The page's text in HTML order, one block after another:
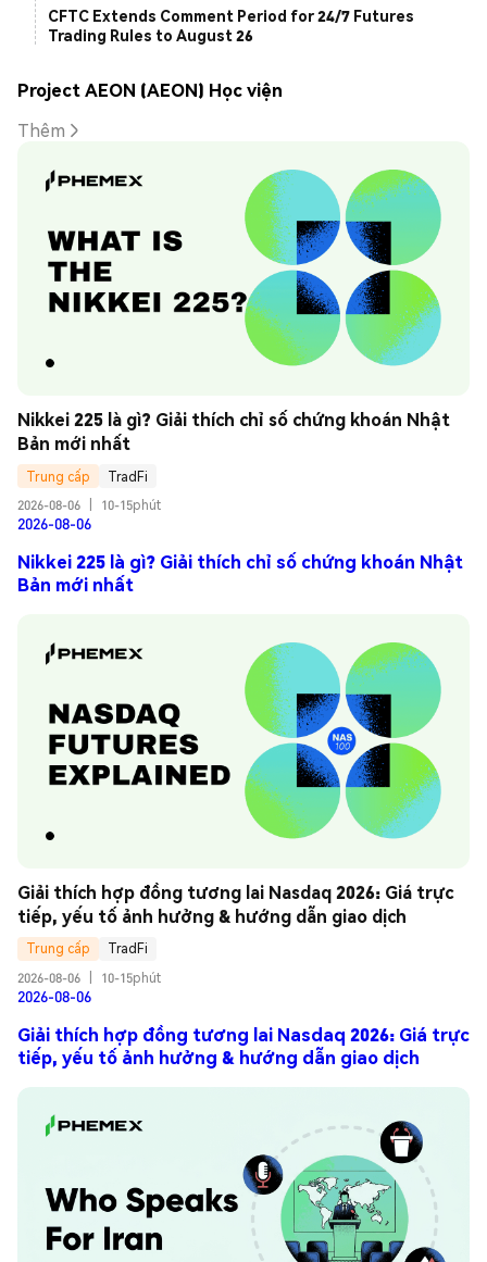
CFTC Extends Comment Period for 24/7 Futures
Trading Rules to August 26
Project AEON (AEON) Học viện
Thêm
Nikkei 225 là gì? Giải thích chỉ số chứng khoán Nhật
Bản mới nhất
Trung cấp
TradFi
2026-08-06
10-15phút
2026-08-06
Nikkei 225 là gì? Giải thích chỉ số chứng khoán Nhật
Bản mới nhất
Giải thích hợp đồng tương lai Nasdaq 2026: Giá trực
tiếp, yếu tố ảnh hưởng & hướng dẫn giao dịch
Trung cấp
TradFi
2026-08-06
10-15phút
2026-08-06
Giải thích hợp đồng tương lai Nasdaq 2026: Giá trực
tiếp, yếu tố ảnh hưởng & hướng dẫn giao dịch